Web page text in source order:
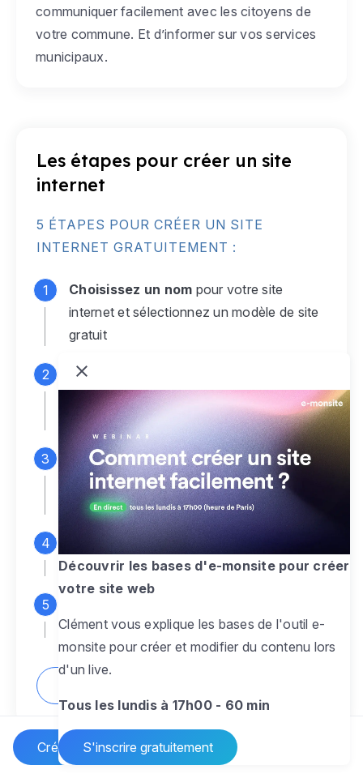
Créer un site Internet
communiquer facilement avec les citoyens de
votre commune. Et d’informer sur vos services
municipaux.
Les étapes pour créer un site
internet
5 ÉTAPES POUR CRÉER UN SITE
INTERNET GRATUITEMENT :
Choisissez un nom pour votre site
internet et sélectionnez un modèle de site
gratuit
Connectez-vous
monsite gratuit pour accéder à votre
espace d'administration
Personnalisez entièrement le
designpour créer un site web sur-mesure,
à votre image
Ajoutez des pagessans limite pour
présenter votre activité, votre passion
pour rendre votre site dynamique
Découvrir les bases d'e-monsite pour créer
votre site web
Clément vous explique les bases de l'outil e-
monsite pour créer et modifier du contenu lors
d'un live.
Tous les lundis à 17h00 - 60 min
S'inscrire gratuitement